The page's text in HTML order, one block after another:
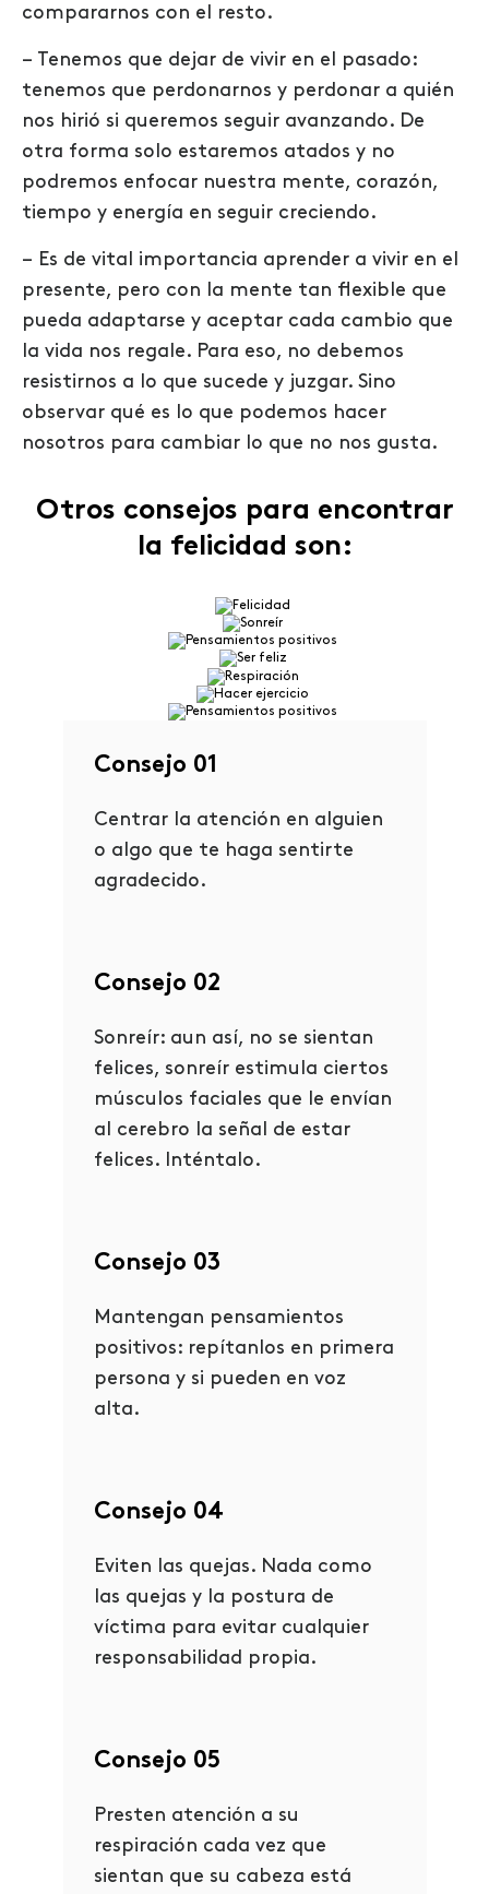
compararnos con el resto.
– Tenemos que dejar de vivir en el pasado:
tenemos que perdonarnos y perdonar a quién
nos hirió si queremos seguir avanzando. De
otra forma solo estaremos atados y no
podremos enfocar nuestra mente, corazón,
tiempo y energía en seguir creciendo.
– Es de vital importancia aprender a vivir en el
presente, pero con la mente tan flexible que
pueda adaptarse y aceptar cada cambio que
la vida nos regale. Para eso, no debemos
resistirnos a lo que sucede y juzgar. Sino
observar qué es lo que podemos hacer
nosotros para cambiar lo que no nos gusta.
Otros consejos para encontrar
la felicidad son:
Consejo 01
Centrar la atención en alguien
o algo que te haga sentirte
agradecido.
Consejo 02
Sonreír: aun así, no se sientan
felices, sonreír estimula ciertos
músculos faciales que le envían
al cerebro la señal de estar
felices. Inténtalo.
Consejo 03
Mantengan pensamientos
positivos: repítanlos en primera
persona y si pueden en voz
alta.
Consejo 04
Eviten las quejas. Nada como
las quejas y la postura de
víctima para evitar cualquier
responsabilidad propia.
Consejo 05
Presten atención a su
respiración cada vez que
sientan que su cabeza está